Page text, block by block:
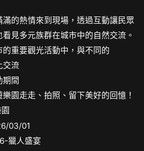
的熱情來到現場，透過互動讓民眾
見多元族群在城市中的自然交流。
的重要觀光活動中，與不同的
交流
間
園走走、拍照、留下美好的回憶！
03/01
獵人盛宴